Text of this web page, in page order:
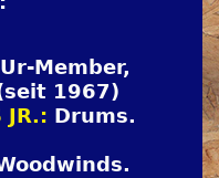
Ur-Member,
1967)
JR.: Drums.